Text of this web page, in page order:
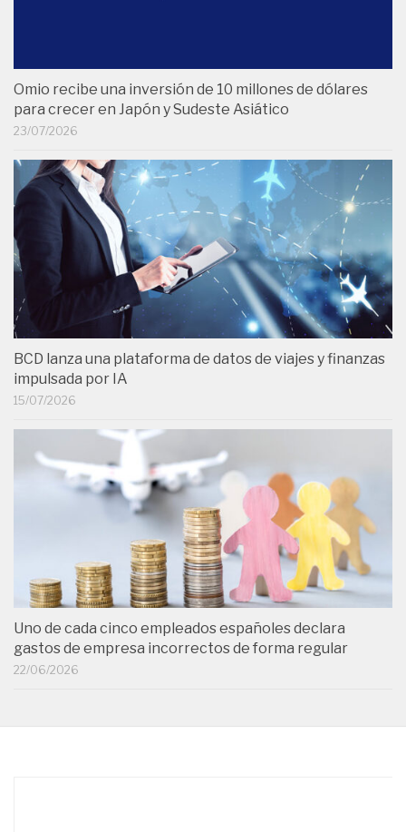
Omio recibe una inversión de 10 millones de dólares
para crecer en Japón y Sudeste Asiático
23/07/2026
BCD lanza una plataforma de datos de viajes y finanzas
impulsada por IA
15/07/2026
Uno de cada cinco empleados españoles declara
gastos de empresa incorrectos de forma regular
22/06/2026